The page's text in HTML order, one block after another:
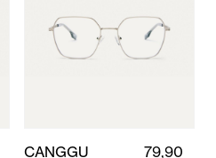
CANGGU
79,90